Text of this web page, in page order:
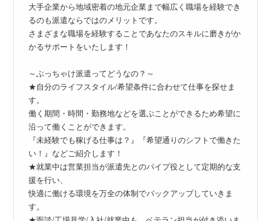
大手企業から地域密着の地元企業まで幅広く職場を経験でき
るのも派遣ならではのメリットです。
さまざまな職場を経験することであなたのスキルに磨きがか
かるサポートをいたします！
～ぶっちゃけ派遣ってどうなの？～
★自分のライフスタイル/希望条件に合わせて仕事を探せま
す。
働く期間・時間・勤務地などを選ぶことができるため希望に
沿って働くことができます。
『未経験でも稼げる仕事は？』『希望通りのシフトで働きた
い！』などご紹介します！
★就業中は営業担当が派遣先とのパイプ役として定期的な支
援を行い、
快適に働ける環境を万全の体制でバックアップしていきま
す。